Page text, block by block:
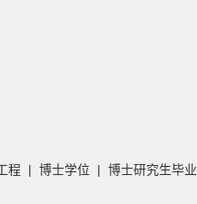
程 | 博士学位 | 博士研究生毕业